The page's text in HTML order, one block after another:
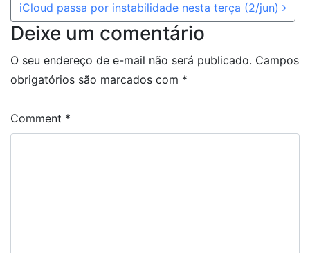
iCloud passa por instabilidade nesta terça (2/jun)
Deixe um comentário
O seu endereço de e-mail não será publicado. Campos
obrigatórios são marcados com *
Comment *